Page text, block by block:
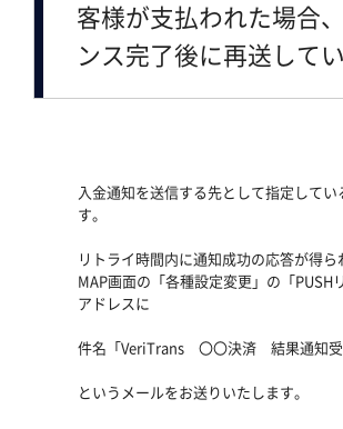
客様が支払われた場合
ンス完了後に再送して
入金通知を送信する先として指定して
す。
リトライ時間内に通知成功の応答が得ら
MAP画面の「各種設定変更」の「
アドレスに
件名「VeriTrans 〇〇決済 結果通知受
というメールをお送りいたします。